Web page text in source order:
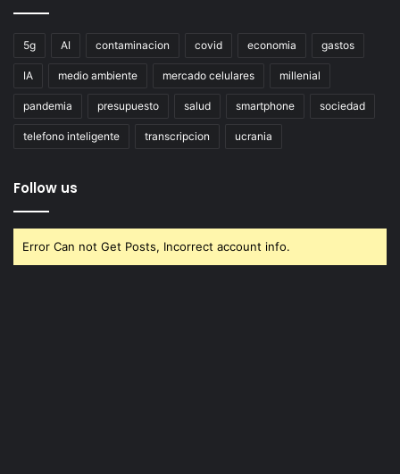
5g AI contaminacion covid economia gastos
IA medio ambiente mercado celulares millenial
pandemia presupuesto salud smartphone sociedad
telefono inteligente transcripcion ucrania
Follow us
Error Can not Get Posts, Incorrect account info.